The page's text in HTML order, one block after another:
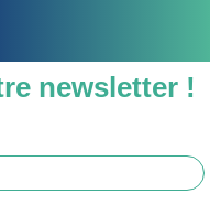
newsletter !